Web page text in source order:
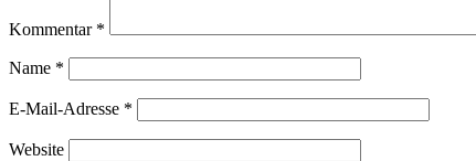
Kommentar *
Name *
E-Mail-Adresse *
Website